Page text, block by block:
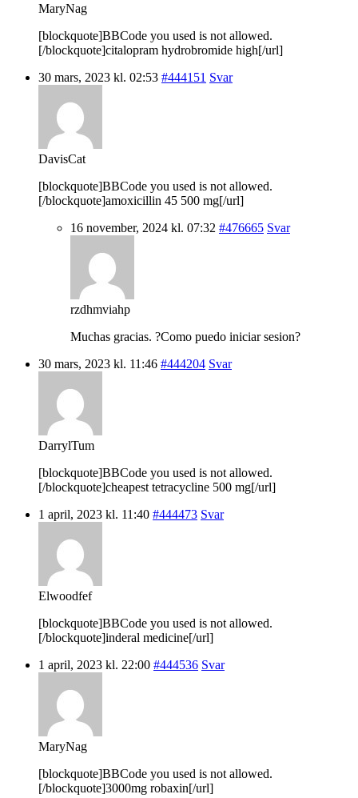
MaryNag
[blockquote]BBCode you used is not allowed.
[/blockquote]citalopram hydrobromide high[/url]
30 mars, 2023 kl. 02:53 #444151 Svar
DavisCat
[blockquote]BBCode you used is not allowed.
[/blockquote]amoxicillin 45 500 mg[/url]
16 november, 2024 kl. 07:32 #476665 Svar
rzdhmviahp
Muchas gracias. ?Como puedo iniciar sesion?
30 mars, 2023 kl. 11:46 #444204 Svar
DarrylTum
[blockquote]BBCode you used is not allowed.
[/blockquote]cheapest tetracycline 500 mg[/url]
1 april, 2023 kl. 11:40 #444473 Svar
Elwoodfef
[blockquote]BBCode you used is not allowed.
[/blockquote]inderal medicine[/url]
1 april, 2023 kl. 22:00 #444536 Svar
MaryNag
[blockquote]BBCode you used is not allowed.
[/blockquote]3000mg robaxin[/url]